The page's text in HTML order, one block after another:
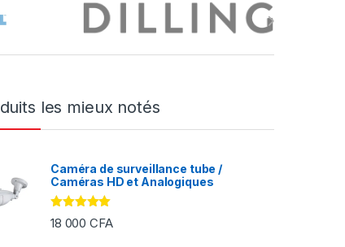
les mieux notés
Caméra de surveillance tube /
Caméras HD et Analogiques
Note5.00
sur 5
18 000CFA